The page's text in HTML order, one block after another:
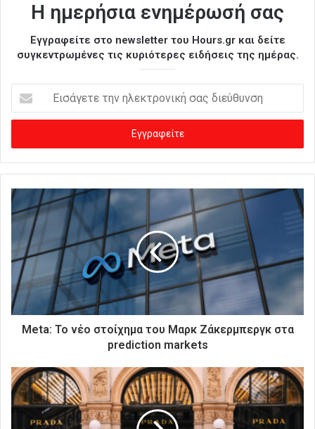
Η ημερήσια ενημέρωσή σας
Εγγραφείτε στο newsletter του Hours.gr και δείτε
συγκεντρωμένες τις κυριότερες ειδήσεις της ημέρας.
σ
γ
ε
ε
τ
η
ε
κ
τ
ι
κ
ή
Meta: Το νέο στοίχημα του Μαρκ Ζάκερμπεργκ στα
prediction markets